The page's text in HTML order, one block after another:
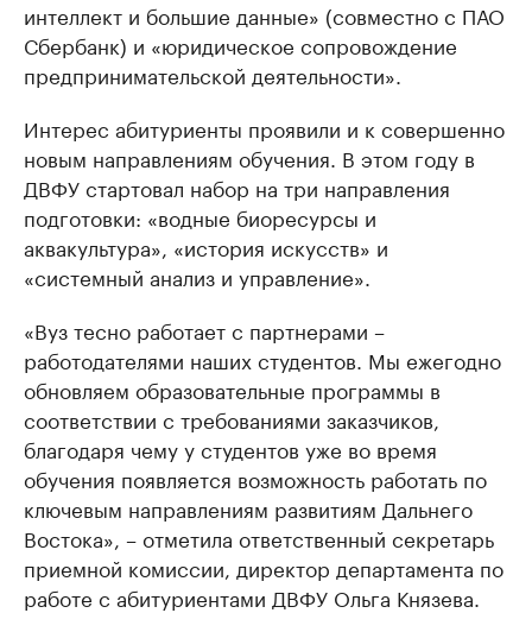
интеллект и большие данные» (совместно с ПАО
Сбербанк) и «юридическое сопровождение
предпринимательской деятельности».
Интерес абитуриенты проявили и к совершенно
новым направлениям обучения. В этом году в
ДВФУ стартовал набор на три направления
подготовки: «водные биоресурсы и
аквакультура», «история искусств» и
«системный анализ и управление».
«Вуз тесно работает с партнерами –
работодателями наших студентов. Мы ежегодно
обновляем образовательные программы в
соответствии с требованиями заказчиков,
благодаря чему у студентов уже во время
обучения появляется возможность работать по
ключевым направлениям развитиям Дальнего
Востока», – отметила ответственный секретарь
приемной комиссии, директор департамента по
работе с абитуриентами ДВФУ Ольга Князева.